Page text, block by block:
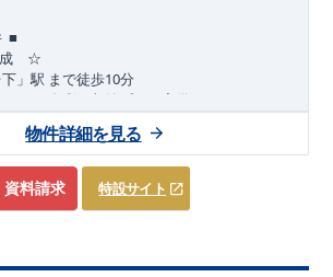
■
☆
下」駅 まで徒歩10分
多彩な収納プラン完備
ーカーの収納にも便利 ♪
たくさんお持ちの方や、
流行ファッション
すすめ
【全居室クローゼット完備】
】​
【大容量シューズクローゼット】
資料請求 特設サイト
物件詳細を見る